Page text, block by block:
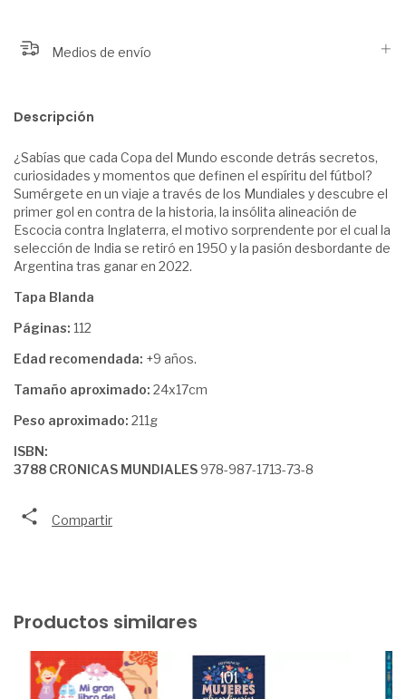
Medios de envío
Descripción
¿Sabías que cada Copa del Mundo esconde detrás secretos,
curiosidades y momentos que definen el espíritu del fútbol?
Sumérgete en un viaje a través de los Mundiales y descubre el
primer gol en contra de la historia, la insólita alineación de
Escocia contra Inglaterra, el motivo sorprendente por el cual la
selección de India se retiró en 1950 y la pasión desbordante de
Argentina tras ganar en 2022.
Tapa Blanda
Páginas: 112
Edad recomendada: +9 años.
Tamaño aproximado: 24x17cm
Peso aproximado: 211g
ISBN:
3788 CRONICAS MUNDIALES 978-987-1713-73-8
Compartir
Productos similares